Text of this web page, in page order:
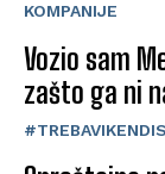
KOMPANIJE
Vozio sam
zašto ga ni